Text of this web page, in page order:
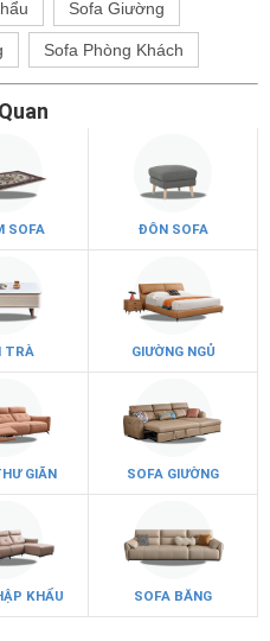
Sofa Giường
Sofa Phòng Khách
SOFA ĐÔN SOFA
TRÀ GIƯỜNG NGỦ
GIÃN SOFA GIƯỜNG
KHẨU SOFA BĂNG